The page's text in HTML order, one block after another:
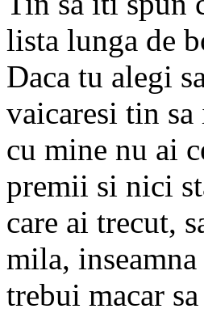
lista lunga de
Daca tu alegi
vaicaresi tin
cu mine nu ai
premii si nici
care ai trecut,
mila,
trebui macar